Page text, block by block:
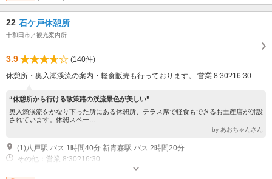
22 石ケ戸休憩所
十和田市／観光案内所
3.9
(140件)
休憩所・奥入瀬渓流の案内・軽食販売も行っております。 営業 8:30?16:30
“休憩所から行ける散策路の渓流景色が美しい”
奥入瀬渓流をかなり下った所にある休憩所、テラス席で軽食もできるお土産店が併設
されています。休憩スペー...
by あおちゃんさん
(1)八戸駅 バス 1時間40分 新青森駅 バス 2時間20分
その他：営業 8:30?16:30